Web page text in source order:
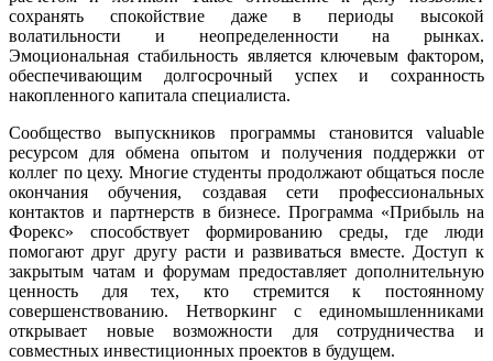
сохранять спокойствие даже в периоды высокой
волатильности и неопределенности на рынках.
Эмоциональная стабильность является ключевым фактором,
обеспечивающим долгосрочный успех и сохранность
накопленного капитала специалиста.
Сообщество выпускников программы становится valuable
ресурсом для обмена опытом и получения поддержки от
коллег по цеху. Многие студенты продолжают общаться после
окончания обучения, создавая сети профессиональных
контактов и партнерств в бизнесе. Программа «Прибыль на
Форекс» способствует формированию среды, где люди
помогают друг другу расти и развиваться вместе. Доступ к
закрытым чатам и форумам предоставляет дополнительную
ценность для тех, кто стремится к постоянному
совершенствованию. Нетворкинг с единомышленниками
открывает новые возможности для сотрудничества и
совместных инвестиционных проектов в будущем.